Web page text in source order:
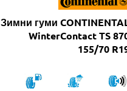
Зимни гуми
WinterContact TS
155/70